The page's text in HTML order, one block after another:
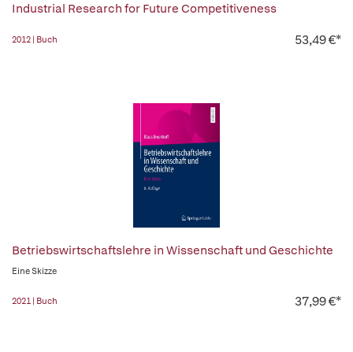
Industrial Research for Future Competitiveness
2012 | Buch 53,49 €*
Betriebswirtschaftslehre in Wissenschaft und Geschichte
Eine Skizze
2021 | Buch 37,99 €*